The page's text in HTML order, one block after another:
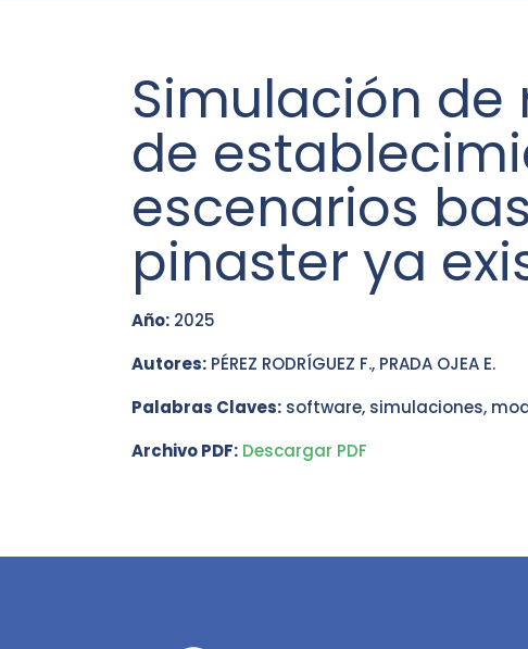
Simulación
de
escenarios
pinaster ya
Año: 2025
Autores: PÉREZ RODRÍGUEZ F., PRADA OJEA E.
Palabras Claves: software, simulaciones,
Archivo PDF: Descargar PDF